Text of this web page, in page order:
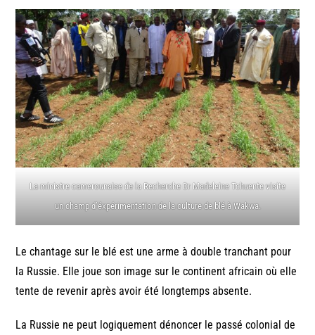
La ministre camerounaise de la Recherche Dr Madeleine Tchuente visite
un champ d’éxpérimentation de la culture de blé à Wakwa.
Le chantage sur le blé est une arme à double tranchant pour
la Russie. Elle joue son image sur le continent africain où elle
tente de revenir après avoir été longtemps absente.
La Russie ne peut logiquement dénoncer le passé colonial de